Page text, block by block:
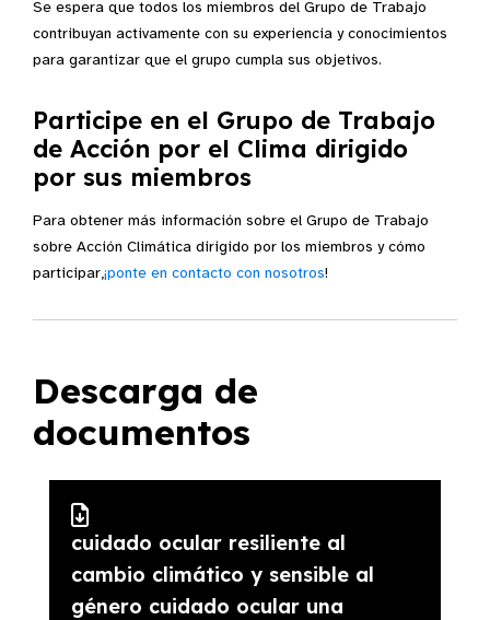
Se espera que todos los miembros del Grupo de Trabajo
contribuyan activamente con su experiencia y conocimientos
para garantizar que el grupo cumpla sus objetivos.
Participe en el Grupo de Trabajo
de Acción por el Clima dirigido
por sus miembros
Para obtener más información sobre el Grupo de Trabajo
sobre Acción Climática dirigido por los miembros y cómo
participar,¡ponte en contacto con nosotros!
Descarga de
documentos
cuidado ocular resiliente al
cambio climático y sensible al
género cuidado ocular una